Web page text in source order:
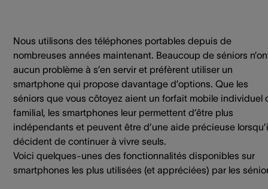
Nous utilisons des téléphones portables depuis de
nombreuses années maintenant. Beaucoup de séniors
aucun problème à s’en servir et préfèrent utiliser un
smartphone qui propose davantage d’options. Que les
séniors que vous côtoyez aient un forfait mobile individuel
familial, les smartphones leur permettent d’être plus
indépendants et peuvent être d’une aide précieuse
décident de continuer à vivre seuls.
Voici quelques-unes des fonctionnalités disponibles sur
smartphones les plus utilisées (et appréciées) par les